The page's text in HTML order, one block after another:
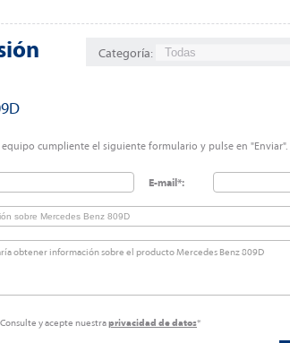
Categoría: Todas
equipo cumpliente el siguiente formulario y pulse en "Enviar".
E-mail*:
Consulte y acepte nuestraprivacidad de datos*